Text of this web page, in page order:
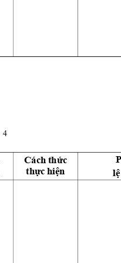
4
Cách thức
thực hiện lệ